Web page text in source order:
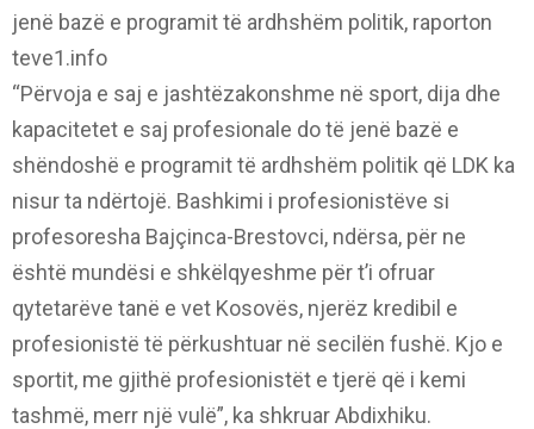
jenë bazë e programit të ardhshëm politik, raporton
teve1.info
“Përvoja e saj e jashtëzakonshme në sport, dija dhe
kapacitetet e saj profesionale do të jenë bazë e
shëndoshë e programit të ardhshëm politik që LDK ka
nisur ta ndërtojë. Bashkimi i profesionistëve si
profesoresha Bajçinca-Brestovci, ndërsa, për ne
është mundësi e shkëlqyeshme për t’i ofruar
qytetarëve tanë e vet Kosovës, njerëz kredibil e
profesionistë të përkushtuar në secilën fushë. Kjo e
sportit, me gjithë profesionistët e tjerë që i kemi
tashmë, merr një vulë”, ka shkruar Abdixhiku.